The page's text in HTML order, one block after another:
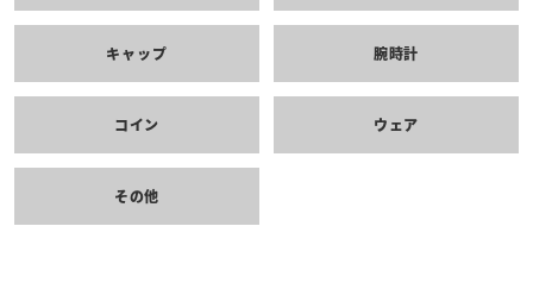
キャップ 腕時計
コイン ウェア
その他